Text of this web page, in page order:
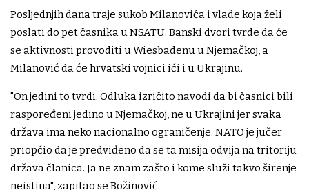
Posljednjih dana traje sukob Milanovića i vlade koja želi
poslati do pet časnika u NSATU. Banski dvori tvrde da će
se aktivnosti provoditi u Wiesbadenu u Njemačkoj, a
Milanović da će hrvatski vojnici ići i u Ukrajinu.
"On jedini to tvrdi. Odluka izričito navodi da bi časnici bili
raspoređeni jedino u Njemačkoj, ne u Ukrajini jer svaka
država ima neko nacionalno ograničenje. NATO je jučer
priopćio da je predviđeno da se ta misija odvija na tritoriju
država članica. Ja ne znam zašto i kome služi takvo širenje
neistina", zapitao se Božinović.